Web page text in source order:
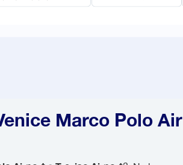
Marco Polo